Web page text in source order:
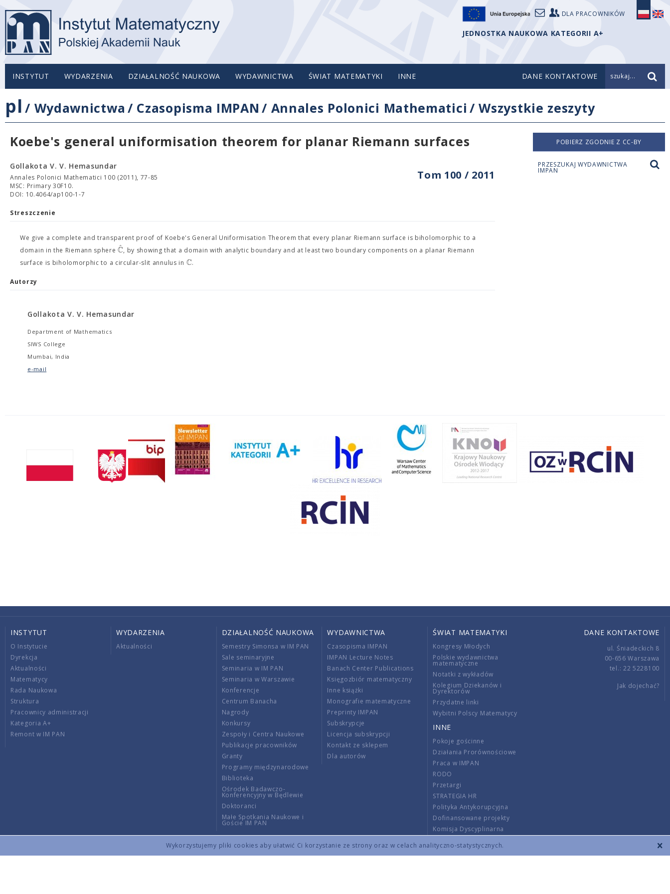
Wykorzystujemy pliki cookies aby ułatwić Ci korzystanie ze strony oraz w celach analityczno-statystycznych.
DLA PRACOWNIKÓW
JEDNOSTKA NAUKOWA KATEGORII A+
INSTYTUT WYDARZENIA DZIAŁALNOŚĆ NAUKOWA WYDAWNICTWA ŚWIAT MATEMATYKI INNE DANE KONTAKTOWE szukaj...
pl / Wydawnictwa / Czasopisma IMPAN / Annales Polonici Mathematici /Wszystkie zeszyty
Koebe's general uniformisation theorem for planar Riemann surfaces
Tom 100 / 2011
Gollakota V. V. Hemasundar
Annales Polonici Mathematici 100 (2011), 77-85
MSC: Primary 30F10.
DOI: 10.4064/ap100-1-7
Streszczenie
We give a complete and transparent proof of Koebe's General Uniformisation Theorem that every planar Riemann surface is biholomorphic to a
domain in the Riemann sphereC
ˆ, by showing that a domain with analytic boundary and at least two boundary components on a planar Riemann
surface is biholomorphic to a circular-slit annulus in C.
Autorzy
Gollakota V. V. Hemasundar
Department of Mathematics
SIWS College
Mumbai, India
e-mail
POBIERZ ZGODNIE Z CC-BY
PRZESZUKAJ WYDAWNICTWA
IMPAN
INSTYTUT
O Instytucie
Dyrekcja
Aktualności
Matematycy
Rada Naukowa
Struktura
Pracownicy administracji
Kategoria A+
Remont w IM PAN
WYDARZENIA
Aktualności
DZIAŁALNOŚĆ NAUKOWA
Semestry Simonsa w IM PAN
Sale seminaryjne
Seminaria w IM PAN
Seminaria w Warszawie
Konferencje
Centrum Banacha
Nagrody
Konkursy
Zespoły i Centra Naukowe
Publikacje pracowników
Granty
Programy międzynarodowe
Biblioteka
Ośrodek Badawczo-
Konferencyjny w Będlewie
Doktoranci
Małe Spotkania Naukowe i
Goście IM PAN
WYDAWNICTWA
Czasopisma IMPAN
IMPAN Lecture Notes
Banach Center Publications
Księgozbiór matematyczny
Inne książki
Monografie matematyczne
Preprinty IMPAN
Subskrypcje
Licencja subskrypcji
Kontakt ze sklepem
Dla autorów
ŚWIAT MATEMATYKI
Kongresy Młodych
Polskie wydawnictwa
matematyczne
Notatki z wykładów
Kolegium Dziekanów i
Dyrektorów
Przydatne linki
Wybitni Polscy Matematycy
INNE
Pokoje gościnne
Działania Prorównościowe
Praca w IMPAN
RODO
Przetargi
STRATEGIA HR
Polityka Antykorupcyjna
Dofinansowane projekty
Komisja Dyscyplinarna
Wnoszenie opłat
DANE KONTAKTOWE
ul. Śniadeckich 8
00-656 Warszawa
tel.: 22 5228100
Jak dojechać?